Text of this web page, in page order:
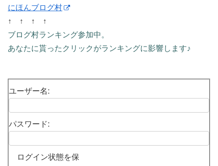
にほんブログ村
↑ ↑ ↑ ↑
ブログ村ランキング参加中。
あなたに貰ったクリックがランキングに影響します♪
ユーザー名:
パスワード:
ログイン状態を保